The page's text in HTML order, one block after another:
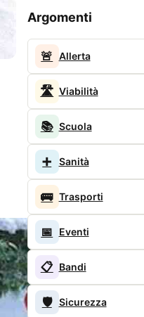
Argomenti
🚨 Allerta
🛣️ Viabilità
📚 Scuola
➕ Sanità
🚌 Trasporti
📅 Eventi
📋 Bandi
🛡️ Sicurezza